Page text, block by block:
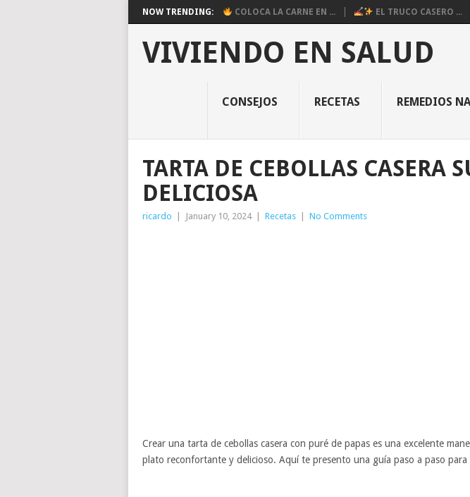
NOW TRENDING: COLOCA LA CARNE EN ... EL TRUCO CASERO ...
VIVIENDO EN SALUD
CONSEJOS RECETAS REMEDIOS
TARTA DE CEBOLLAS CASERA
DELICIOSA
ricardo January 10, 2024 Recetas No Comments
Crear una tarta de cebollas casera con puré de papas es una excelente
plato reconfortante y delicioso. Aquí te presento una guía paso a paso para